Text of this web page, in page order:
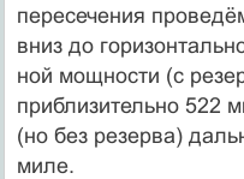
пересечения
вниз до
ной мощности (с
приблизительно 522
(но без резерва)
миле.